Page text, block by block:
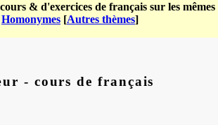
& d'exercices de français sur les mêmes
Homonymes [Autres thèmes]
- cours de français